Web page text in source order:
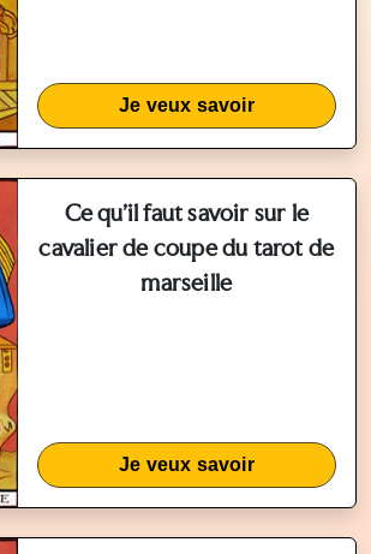
Je veux savoir
Ce qu'il faut savoir sur le
cavalier de coupe du tarot de
marseille
Je veux savoir